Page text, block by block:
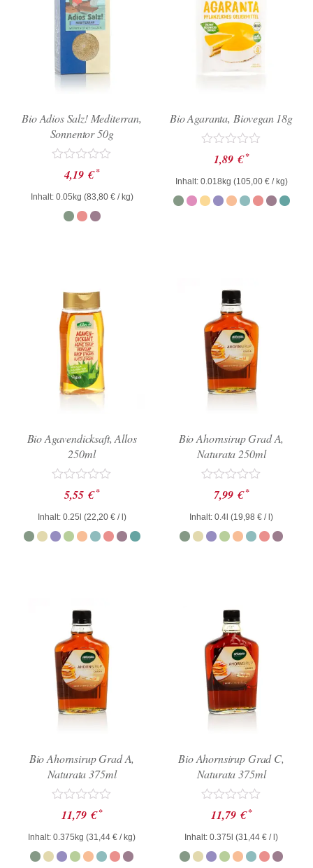
Bio Adios Salz! Mediterran,
Sonnentor 50g
Bewertet
mit
0
von
4,19 € *
Inhalt: 0.05kg (83,80 €/ kg)
Bio Agaranta, Biovegan 18g
Bewertet
mit
0
von
5
1,89 € *
Inhalt: 0.018kg (105,00 €/ kg)
Bio Agavendicksaft, Allos
250ml
Bewertet
mit
0
von
5
5,55 € *
Inhalt: 0.25l (22,20 €/ l)
Bio Ahornsirup Grad A,
Naturata 250ml
Bewertet
mit
0
von
5
7,99 € *
Inhalt: 0.4l (19,98 € / l)
Bio Ahornsirup Grad A,
Naturata 375ml
Bewertet
mit
0
von
5
11,79 € *
Inhalt: 0.375kg (31,44 € / kg)
Bio Ahornsirup Grad C,
Naturata 375ml
Bewertet
mit
0
von
5
11,79 € *
Inhalt: 0.375l (31,44 € / l)